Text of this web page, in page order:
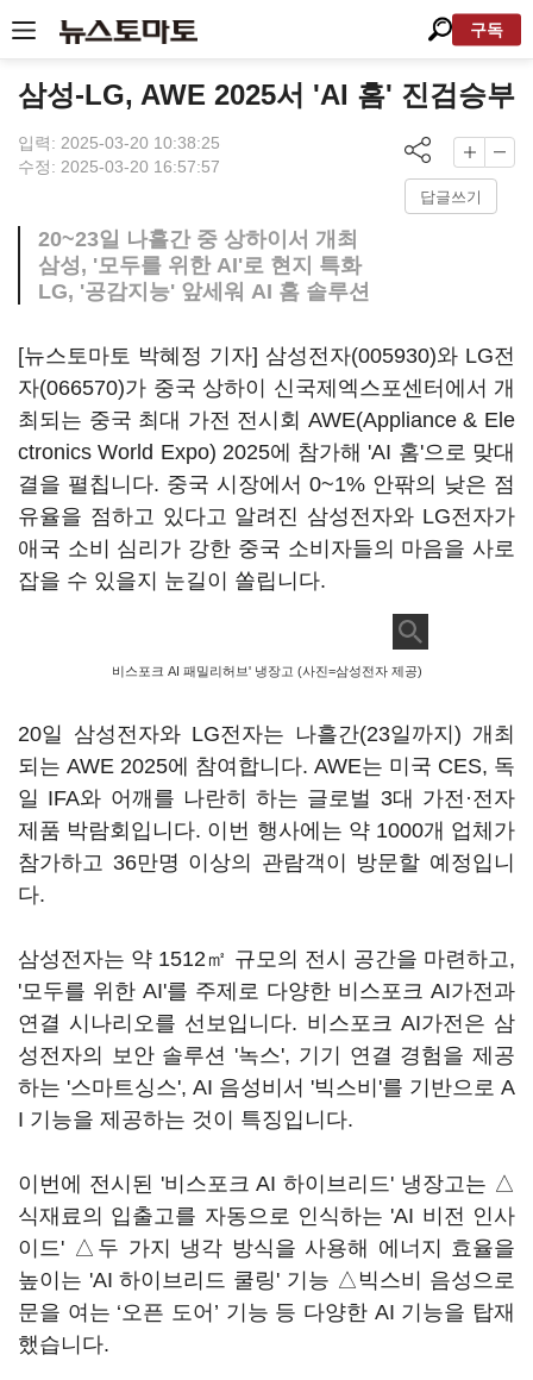
구독
삼성-LG, AWE 2025서 'AI 홈' 진검승부
입력: 2025-03-20 10:38:25
수정: 2025-03-20 16:57:57
답글쓰기
20~23일 나흘간 중 상하이서 개최
삼성, '모두를 위한 AI'로 현지 특화
LG, '공감지능' 앞세워 AI 홈 솔루션
[뉴스토마토 박혜정 기자] 삼성전자(005930)와 LG전
자(066570)가 중국 상하이 신국제엑스포센터에서 개
최되는 중국 최대 가전 전시회 AWE(Appliance & Ele
ctronics World Expo) 2025에 참가해 'AI 홈'으로 맞대
결을 펼칩니다. 중국 시장에서 0~1% 안팎의 낮은 점
유율을 점하고 있다고 알려진 삼성전자와 LG전자가
애국 소비 심리가 강한 중국 소비자들의 마음을 사로
잡을 수 있을지 눈길이 쏠립니다.
비스포크 AI 패밀리허브' 냉장고 (사진=삼성전자 제공)
20일 삼성전자와 LG전자는 나흘간(23일까지) 개최
되는 AWE 2025에 참여합니다. AWE는 미국 CES, 독
일 IFA와 어깨를 나란히 하는 글로벌 3대 가전·전자
제품 박람회입니다. 이번 행사에는 약 1000개 업체가
참가하고 36만명 이상의 관람객이 방문할 예정입니
다.
삼성전자는 약 1512㎡ 규모의 전시 공간을 마련하고,
'모두를 위한 AI'를 주제로 다양한 비스포크 AI가전과
연결 시나리오를 선보입니다. 비스포크 AI가전은 삼
성전자의 보안 솔루션 '녹스', 기기 연결 경험을 제공
하는 '스마트싱스', AI 음성비서 '빅스비'를 기반으로 A
I 기능을 제공하는 것이 특징입니다.
이번에 전시된 '비스포크 AI 하이브리드' 냉장고는 △
식재료의 입출고를 자동으로 인식하는 'AI 비전 인사
이드' △두 가지 냉각 방식을 사용해 에너지 효율을
높이는 'AI 하이브리드 쿨링' 기능 △빅스비 음성으로
문을 여는 ‘오픈 도어’ 기능 등 다양한 AI 기능을 탑재
했습니다.